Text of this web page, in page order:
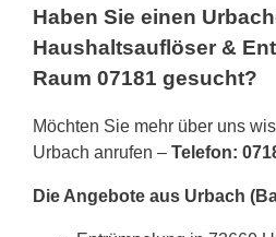
Haben Sie einen
Haushaltsauflöser &
Raum 07181 gesucht?
Möchten Sie mehr über uns
Urbach anrufen – Telefon:
Die Angebote aus Urbach